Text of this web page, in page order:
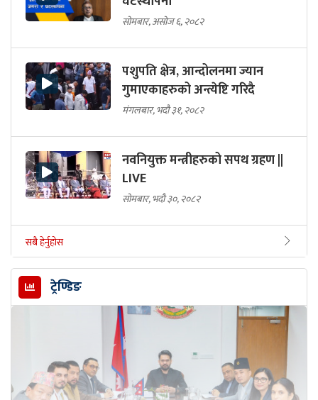
सोमबार, असोज ६, २०८२
पशुपति क्षेत्र, आन्दोलनमा ज्यान
गुमाएकाहरुको अन्त्येष्टि गरिदै
मंगलबार, भदौ ३१, २०८२
नवनियुक्त मन्त्रीहरुको सपथ ग्रहण ||
LIVE
सोमबार, भदौ ३०, २०८२
सबै हेर्नुहोस
ट्रेण्डिङ